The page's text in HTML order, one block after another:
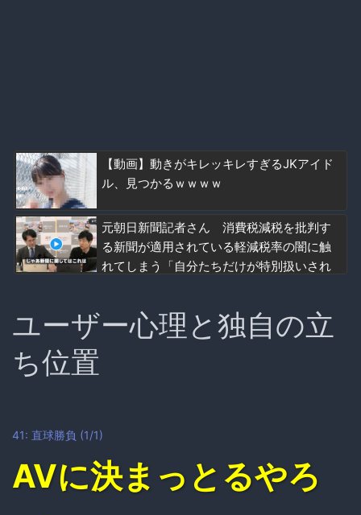
【動画】動きがキレッキレすぎるJKアイド
ル、見つかるｗｗｗｗ
元朝日新聞記者さん 消費税減税を批判す
る新聞が適用されている軽減税率の闇に触
れてしまう「自分たちだけが特別扱いされ
ユーザー心理と独自の立
ち位置
41: 直球勝負 (1/1)
AVに決まっとるやろ